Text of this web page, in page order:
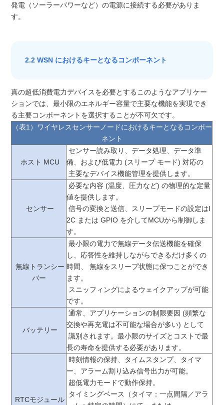
発電（ソーラーパワーなど）の電源に接続する必要がありま
す。
2.2 WSN におけるキーとなるコンポーネント
真の超低消費電力デバイスを必要とするこのようなアプリケー
ションでは、最小限のエネルギー容量で主要な機能を実現でき
る主要コンポーネントを選択することが不可欠です。
（表1）ワイヤレスセンサーノードにおけるキーとなるコンポー
ネント
ホスト MCU
センサー読み取り、データ処理、データ準
備、および低電力 (スリープ モード) 対応の
主要なデバイス機能管理を提供します。
センサー
必要な内容 (温度、圧力など) の物理的な定量
値を提供します。
信号の変換と送信、スリープモードの設定はI
2C または GPIO を介してMCUから制御しま
す。
無線トランシー
バー
最小限の電力で無線データ伝送機能を確保
し、応答性を維持しながらできるだけ多くの
時間、 無線をスリープ状態に保つことができ
ます。
スニッフィングによるウェイクアップが可能
です。
バッテリー
通常、アプリケーションの制限要因 (頻繁な
交換や再充電は不可能な場合が多い) として
識別されます。最小限のサイズとコストで最
長の寿命を提供する必要があります。
RTCモジュール
時刻情報の保持、タイムスタンプ、タイマ
ー、アラーム割り込み信号出力が可能。
超低電力モードで動作保持。
タイミングベース（タイマ：一点間隔／アラ